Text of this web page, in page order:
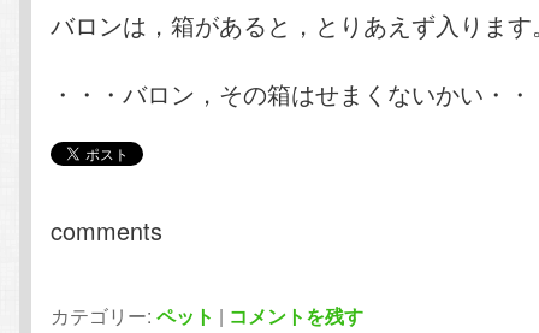
バロンは，箱があると，とりあえず入ります
・・・バロン，その箱はせまくないかい・
comments
カテゴリー: ペット | コメントを残す